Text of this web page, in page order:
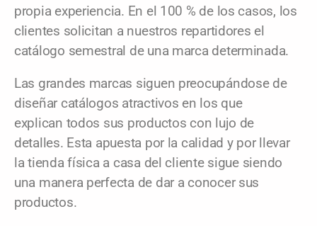
propia experiencia. En el 100 % de los casos, los
clientes solicitan a nuestros repartidores el
catálogo semestral de una marca determinada.
Las grandes marcas siguen preocupándose de
diseñar catálogos atractivos en los que
explican todos sus productos con lujo de
detalles. Esta apuesta por la calidad y por llevar
la tienda física a casa del cliente sigue siendo
una manera perfecta de dar a conocer sus
productos.